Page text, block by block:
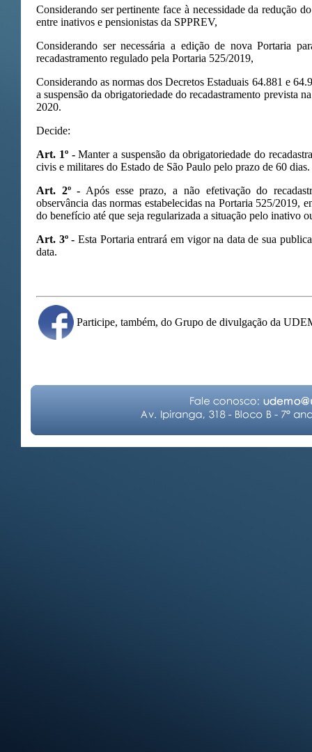
Considerando ser pertinente face à necessidade da redução
entre inativos e pensionistas da SPPREV,
Considerando ser necessária a edição de nova Portaria
recadastramento regulado pela Portaria 525/2019,
Considerando as normas dos Decretos Estaduais 64.881 e
a suspensão da obrigatoriedade do recadastramento prevista
2020.
Decide:
Art. 1º -Manter a suspensão da obrigatoriedade do
civis e militares do Estado de São Paulo pelo prazo de 60 dias.
Art. 2º - Após esse prazo, a não efetivação do
observância das normas estabelecidas na Portaria 525/2019,
do benefício até que seja regularizada a situação pelo inativo
Art. 3º - Esta Portaria entrará em vigor na data de sua
data.
Participe, também, do Grupo de divulgação da